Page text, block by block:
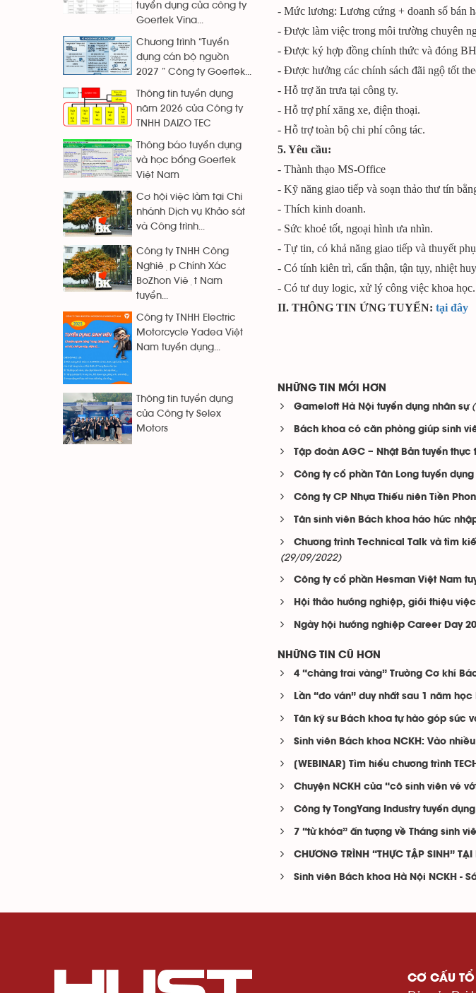
- Mức lương: Lương cứng + doanh số bán
- Được làm việc trong môi trường chuyên
- Được ký hợp đồng chính thức và đóng
- Được hưởng các chính sách đãi ngộ tốt
- Hỗ trợ ăn trưa tại công ty.
- Hỗ trợ phí xăng xe, điện thoại.
- Hỗ trợ toàn bộ chi phí công tác.
5. Yêu cầu:
- Thành thạo MS-Office
- Kỹ năng giao tiếp và soạn thảo thư tín
- Thích kinh doanh.
- Sức khoẻ tốt, ngoại hình ưa nhìn.
- Tự tin, có khả năng giao tiếp và thuyết
- Có tính kiên trì, cẩn thận, tận tụy, nhiệt
- Có tư duy logic, xử lý công việc khoa học.
II. THÔNG TIN ỨNG TUYỂN: tại đây
NHỮNG TIN MỚI HƠN
Gameloft Hà Nội tuyển dụng nhân sự
Bách khoa có căn phòng giúp sinh
Tập đoàn AGC – Nhật Bản tuyển thực
Công ty cổ phần Tân Long tuyển
Công ty CP Nhựa Thiếu niên Tiền
Tân sinh viên Bách khoa háo hức
Chương trình Technical Talk và tìm
(29/09/2022)
Công ty cổ phần Hesman Việt Nam
Hội thảo hướng nghiệp, giới thiệu
Ngày hội hướng nghiệp Career Day
NHỮNG TIN CŨ HƠN
4 “chàng trai vàng” Trường Cơ khí
Lần “đo ván” duy nhất sau 1 năm
Tân kỹ sư Bách khoa tự hào góp sức
Sinh viên Bách khoa NCKH: Vào
[WEBINAR] Tìm hiểu chương trình
Chuyện NCKH của “cô sinh viên vé
Công ty TongYang Industry tuyển
7 “từ khóa” ấn tượng về Tháng sinh
CHƯƠNG TRÌNH “THỰC TẬP SINH” TẠI
Sinh viên Bách khoa Hà Nội NCKH -
tuyển dụng của công ty
Goertek Vina...
Chương trình “Tuyển
dụng cán bộ nguồn
2027 ” Công ty Goertek...
Thông tin tuyển dụng
năm 2026 của Công ty
TNHH DAIZO TEC
Thông báo tuyển dụng
và học bổng Goertek
Việt Nam
Cơ hội việc làm tại Chi
nhánh Dịch vụ Khảo sát
và Công trình...
Công ty TNHH Công
Nghiệp Chính Xác
BoZhon Việt Nam
tuyển...
Công ty TNHH Electric
Motorcycle Yadea Việt
Nam tuyển dụng...
Thông tin tuyển dụng
của Công ty Selex
Motors
CƠ CẤU